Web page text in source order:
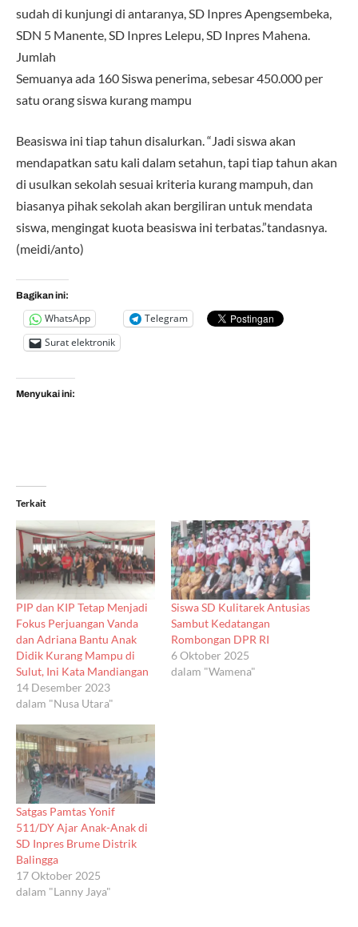
sudah di kunjungi di antaranya, SD Inpres Apengsembeka,
SDN 5 Manente, SD Inpres Lelepu, SD Inpres Mahena.
Jumlah
Semuanya ada 160 Siswa penerima, sebesar 450.000 per
satu orang siswa kurang mampu
Beasiswa ini tiap tahun disalurkan. “Jadi siswa akan
mendapatkan satu kali dalam setahun, tapi tiap tahun akan
di usulkan sekolah sesuai kriteria kurang mampuh, dan
biasanya pihak sekolah akan bergiliran untuk mendata
siswa, mengingat kuota beasiswa ini terbatas.”tandasnya.
(meidi/anto)
Bagikan ini:
WhatsApp
Telegram
Surat elektronik
Menyukai ini:
Terkait
PIP dan KIP Tetap Menjadi
Fokus Perjuangan Vanda
dan Adriana Bantu Anak
Didik Kurang Mampu di
Sulut, Ini Kata Mandiangan
14 Desember 2023
dalam "Nusa Utara"
Siswa SD Kulitarek Antusias
Sambut Kedatangan
Rombongan DPR RI
6 Oktober 2025
dalam "Wamena"
Satgas Pamtas Yonif
511/DY Ajar Anak-Anak di
SD Inpres Brume Distrik
Balingga
17 Oktober 2025
dalam "Lanny Jaya"